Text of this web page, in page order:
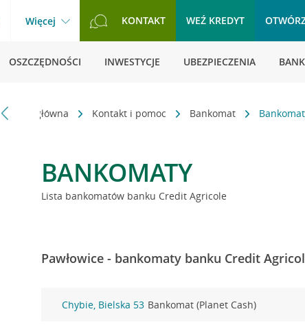
Więcej KONTAKT WEŹ KREDYT
OSZCZĘDNOŚCI INWESTYCJE UBEZPIECZENIA
Strona główna Kontakt i pomoc Bankomat
BANKOMATY
Lista bankomatów banku Credit Agricole
Pawłowice - bankomaty banku Credit
Chybie, Bielska 53 Bankomat (Planet Cash)